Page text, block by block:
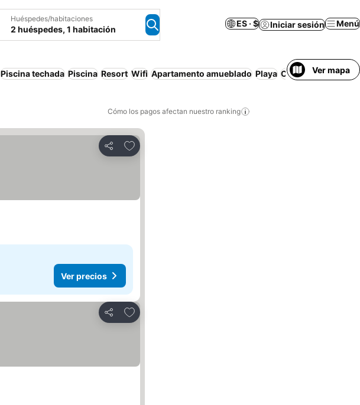
Huéspedes/habitaciones
2 huéspedes, 1 habitación
ES · $ Iniciar sesión Menú
Piscina techada Piscina Resort Wifi Apartamento amueblado Playa CancelaciónVer mapa
Cómo los pagos afectan nuestro ranking
Compartir
Agregar a favoritos
Ver precios
Compartir
Agregar a favoritos